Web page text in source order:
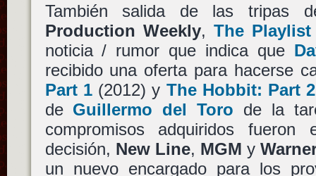
También salida de las tripas
Production Weekly,The Playlist
noticia / rumor que indica que
recibido una oferta para hacerse
Part 1(2012) y The Hobbit: Part 2
de Guillermo del Toro de la
compromisos adquiridos
decisión, New Line, MGM y
un nuevo encargado para los